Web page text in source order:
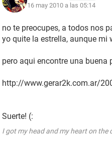
16 may 2010 a las 05:14
no te preocupes, a todos nos
yo quite la estrella, aunque mi
pero aqui encontre una
http://www.gerar2k.com.ar/
Suerte! (:
I got my head and my heart on the